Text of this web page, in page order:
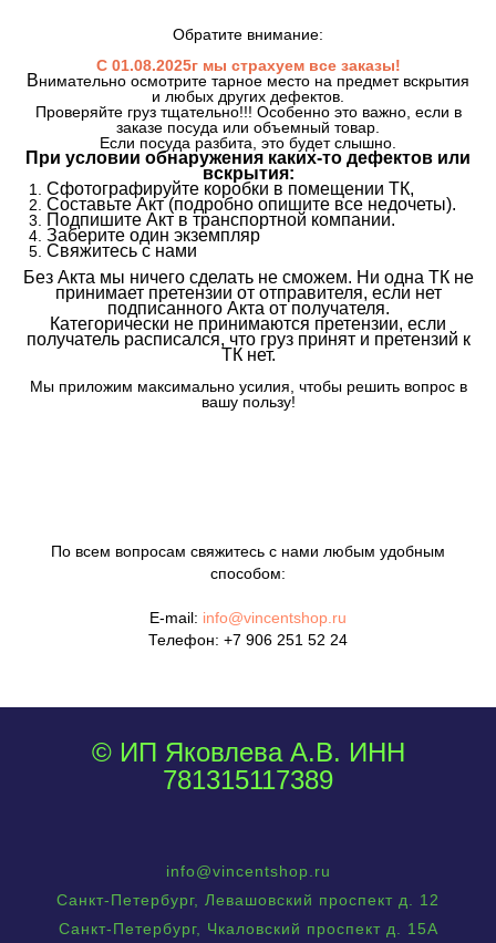
Обратите внимание:
С 01.08.2025г мы страхуем все заказы!
Внимательно осмотрите тарное место на предмет вскрытия
и любых других дефектов.
Проверяйте груз тщательно!!! Особенно это важно, если в
заказе посуда или объемный товар.
Если посуда разбита, это будет слышно.
При условии обнаружения каких-то дефектов или
вскрытия:
Сфотографируйте коробки в помещении ТК,
Составьте Акт (подробно опишите все недочеты).
Подпишите Акт в транспортной компании.
Заберите один экземпляр
Свяжитесь с нами
Без Акта мы ничего сделать не сможем. Ни одна ТК не
принимает претензии от отправителя, если нет
подписанного Акта от получателя.
Категорически не принимаются претензии, если
получатель расписался, что груз принят и претензий к
ТК нет.
Мы приложим максимально усилия, чтобы решить вопрос в
вашу пользу!
По всем вопросам свяжитесь с нами любым удобным
способом:
E-mail: info@vincentshop.ru
Телефон: +7 906 251 52 24
© ИП Яковлева А.В. ИНН
781315117389
info@vincentshop.ru
Санкт-Петербург, Левашовский проспект д. 12
Санкт-Петербург, Чкаловский проспект д. 15А